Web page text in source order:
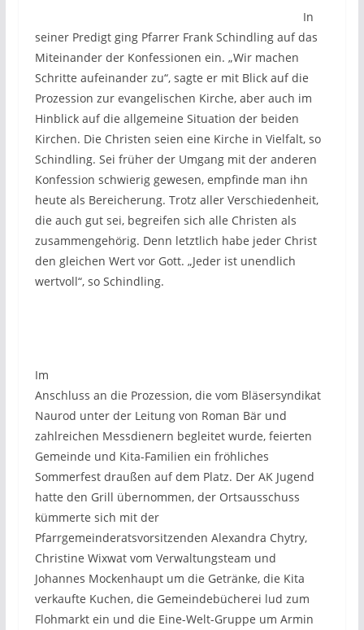
In
seiner Predigt ging Pfarrer Frank Schindling auf das
Miteinander der Konfessionen ein. „Wir machen
Schritte aufeinander zu“, sagte er mit Blick auf die
Prozession zur evangelischen Kirche, aber auch im
Hinblick auf die allgemeine Situation der beiden
Kirchen. Die Christen seien eine Kirche in Vielfalt, so
Schindling. Sei früher der Umgang mit der anderen
Konfession schwierig gewesen, empfinde man ihn
heute als Bereicherung. Trotz aller Verschiedenheit,
die auch gut sei, begreifen sich alle Christen als
zusammengehörig. Denn letztlich habe jeder Christ
den gleichen Wert vor Gott. „Jeder ist unendlich
wertvoll“, so Schindling.
Im
Anschluss an die Prozession, die vom Bläsersyndikat
Naurod unter der Leitung von Roman Bär und
zahlreichen Messdienern begleitet wurde, feierten
Gemeinde und Kita-Familien ein fröhliches
Sommerfest draußen auf dem Platz. Der AK Jugend
hatte den Grill übernommen, der Ortsausschuss
kümmerte sich mit der
Pfarrgemeinderatsvorsitzenden Alexandra Chytry,
Christine Wixwat vom Verwaltungsteam und
Johannes Mockenhaupt um die Getränke, die Kita
verkaufte Kuchen, die Gemeindebücherei lud zum
Flohmarkt ein und die Eine-Welt-Gruppe um Armin